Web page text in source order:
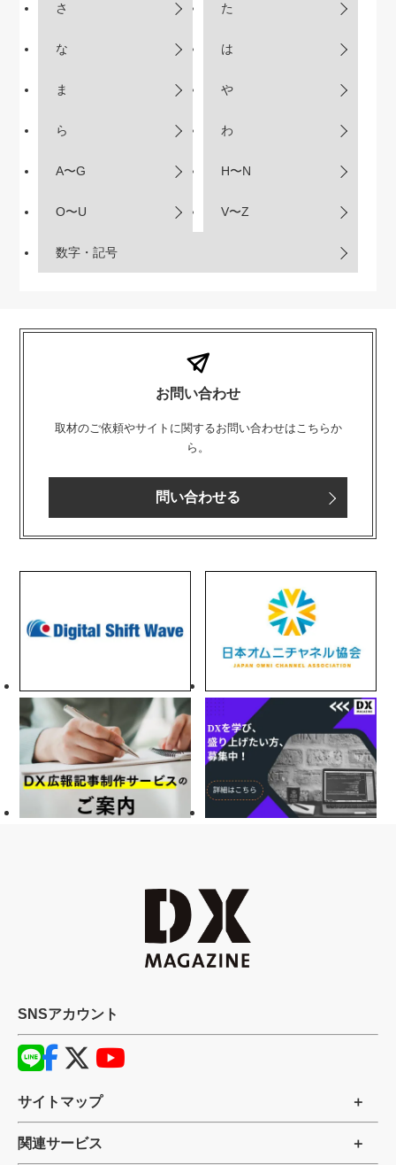
さ た
な は
ま や
ら わ
A〜G H〜N
O〜U V〜Z
数字・記号
お問い合わせ
取材のご依頼やサイトに関するお問い合わせはこちらか
ら。
問い合わせる
SNSアカウント
サイトマップ
関連サービス